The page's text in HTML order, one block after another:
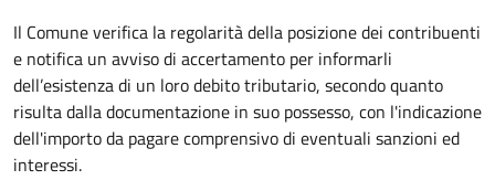
Il Comune verifica la regolarità della posizione dei contribuenti
e notifica un avviso di accertamento per informarli
dell’esistenza di un loro debito tributario, secondo quanto
risulta dalla documentazione in suo possesso, con l'indicazione
dell'importo da pagare comprensivo di eventuali sanzioni ed
interessi.